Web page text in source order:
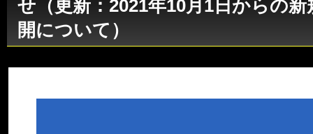
せ（更新：2021年10月1日からの
開について）